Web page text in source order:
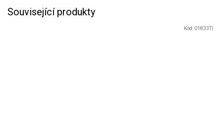
Související produkty
Kód: 01833TI